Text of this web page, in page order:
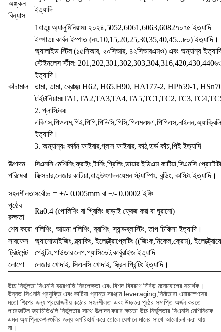
অঙ্কন
বিন্যাস
ইত্যাদি
কাঁচামাল
1ধাতুঃ অ্যালুমিনিয়ামঃ ২০২৪,5052,6061,6063,6082৭০৭৫ ইত্যাদি
ইস্পাতঃ কার্বন ইস্পাত (নং.10,15,20,25,30,35,40,45...৮০) ইত্যাদি।
অ্যালাইড স্টিল (১৫সিআর, ২০সিআর, ৪২সিআরএমও) এবং অন্যান্য ইত্যাদি
স্টেইনলেস স্টীল:
ইত্যাদি।
তামা, তামা, ব্রোঞ্জঃ H62, H65.H90, HA177-2, HPb59-1,
টাইটানিয়ামঃTA1,TA2,TA3,TA4,TA5,TC1,TC2,TC3,TC4,TC5
2. প্লাস্টিকঃ
ইত্যাদি।
3. অন্যান্যঃ কার্বন ফাইবার,গ্লাস ফাইবার, কাঠ,হার্ড কাঁচ,পিই ইত্যাদি
উত্পাদন
পরিষেবা
সিএনসি মেশিনিং,ফ্রাইং,টার্নিং,গ্রিলিং,ডায়ার ইডিএম কাটিয়া,সিএনসি
ফিক্সচার,লেজার কাটিয়া,ধাতুউৎপাদনযেমন স্ট্যাম্পিং, বন্ডিং, কাস্টিং ইত্যাদি।
সহনশীলতাসর্বোচ্চ = +/- 0.005mm বা +/- 0.0002 ইঞ্চি
পৃষ্ঠের
রুক্ষতা
Ra0.4 (পোলিশিং বা গ্রিলিং ছাড়াই ফ্রেজ করা বা ঘুরানো)
শেষ করো পলিশিং, আয়না পলিশিং, ব্রাশিং, স্যান্ডব্লাস্টিং, তাপ চিকিত্সা ইত্যাদি।
সারফেস
ট্রিটমেন্ট
অ্যানোডাইজিং, ব্ল্যাকিং, ইলেক্ট্রোপ্লেটিং ((জিংক,নিকেল,ক্রোম),
পেইন্টিং,পাউডার লেপ,প্যাসিভেট,কার্বুরাইজ ইত্যাদি
লোগো
লেজার খোদাই, সিএনসি খোদাই, স্ক্রিন প্রিন্টিং ইত্যাদি।
উচ্চ নির্ভুলতা সিএনসি যন্ত্রপাতি নিরপেক্ষতা এবং বিশদ বিবরণে নিবিড় মনোযোগের সমার্থক।
উন্নত সিএনসি প্রযুক্তি এবং কাটিয়া প্রান্ত সরঞ্জাম leveraging,নির্মাতারা এয়ারস্পেসের
মতো শিল্পের জন্য প্রয়োজনীয় কঠোর সহনশীলতা এবং উচ্চতর পৃষ্ঠের সমাপ্তি অর্জন করতে
পারেজটিল জ্যামিতিগুলি নির্ভুলতার সাথে উত্পাদন করার ক্ষমতা উচ্চ নির্ভুলতার সিএনসি মেশিনিংকে
এমন অ্যাপ্লিকেশনগুলির জন্য অপরিহার্য করে তোলে যেখানে মানের সাথে আলোচনা করা যায়
না।